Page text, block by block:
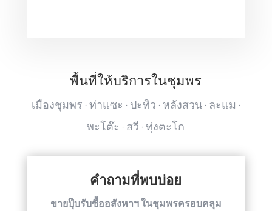
พื้นที่ให้บริการในชุมพร
เมืองชุมพร · ท่าแซะ · ปะทิว · หลังสวน · ละแม ·
พะโต๊ะ · สวี · ทุ่งตะโก
คำถามที่พบบ่อย
ขายปุ๊บรับซื้ออสังหาฯ ในชุมพรครอบคลุม